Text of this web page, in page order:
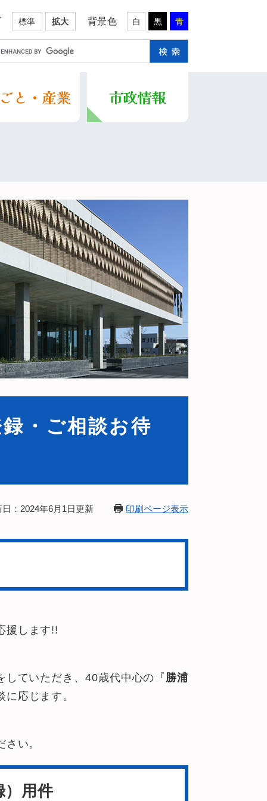
標準 拡大 背景色 白 黒 青
・ご相談お待
日：2024年6月1日更新 印刷ページ表示
援します!!
ていただき、40歳代中心の『 勝浦
応じます。
い。
）用件